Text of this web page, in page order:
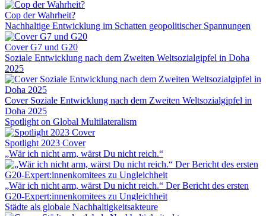
Cop der Wahrheit?
Nachhaltige Entwicklung im Schatten geopolitischer Spannungen
Cover G7 und G20
Soziale Entwicklung nach dem Zweiten Weltsozialgipfel in Doha
2025
Cover Soziale Entwicklung nach dem Zweiten Weltsozialgipfel in
Doha 2025
Spotlight on Global Multilateralism
Spotlight 2023 Cover
„Wär ich nicht arm, wärst Du nicht reich.“
„Wär ich nicht arm, wärst Du nicht reich.“ Der Bericht des ersten
G20-Expert:innenkomitees zu Ungleichheit
Städte als globale Nachhaltigkeitsakteure